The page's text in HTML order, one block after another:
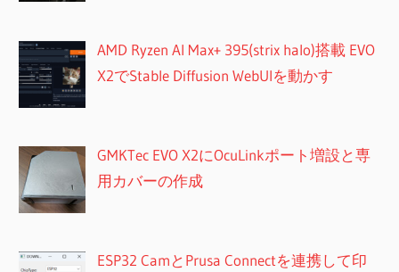
AMD Ryzen AI Max+ 395(strix halo)搭載 EVO
X2でStable Diffusion WebUIを動かす
GMKTec EVO X2にOcuLinkポート増設と専
用カバーの作成
ESP32 CamとPrusa Connectを連携して印